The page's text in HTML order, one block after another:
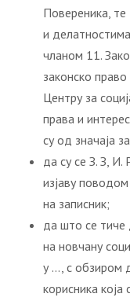
Повереника,
и
чланом 11.
законско
Центру за
права и
су од значаја
да су се З. З, И.
изјаву
на записник;
да што се тиче
на новчану
у …, с обзиром
корисника